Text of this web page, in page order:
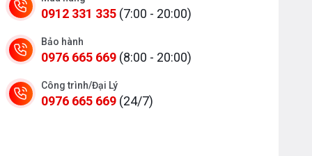
0912 331 335 (7:00 - 20:00)
Bảo hành
0976 665 669 (8:00 - 20:00)
Công trình/Đại Lý
0976 665 669 (24/7)